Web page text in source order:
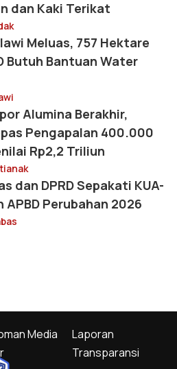
dan Kaki Terikat
Meluas, 757 Hektare
Butuh Bantuan Water
Alumina Berakhir,
Pengapalan 400.000
Rp2,2 Triliun
dan DPRD Sepakati KUA-
APBD Perubahan 2026
Media
Laporan
Transparansi